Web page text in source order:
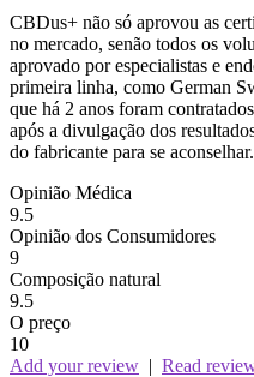
CBDus+ não só aprovou as
no mercado, senão todos os
aprovado por especialistas e
primeira linha, como German
que há 2 anos foram
após a divulgação dos
do fabricante para se aconselhar.
Opinião Médica
9.5
Opinião dos Consumidores
9
Composição natural
9.5
O preço
10
Add your review | Read